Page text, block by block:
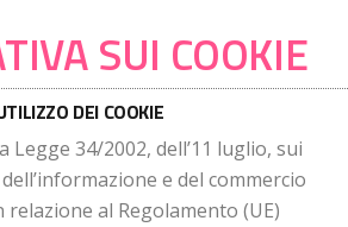
SUI COOKIE
DEI COOKIE
34/2002, dell’11 luglio, sui
e del commercio
relazione al Regolamento (UE)